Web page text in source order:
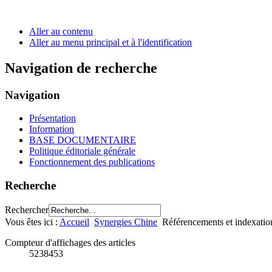
Aller au contenu
Aller au menu principal et à l'identification
Navigation de recherche
Navigation
Présentation
Information
BASE DOCUMENTAIRE
Politique éditoriale générale
Fonctionnement des publications
Recherche
Rechercher
Vous êtes ici : Accueil Synergies Chine Référencements et
Compteur d'affichages des articles
5238453